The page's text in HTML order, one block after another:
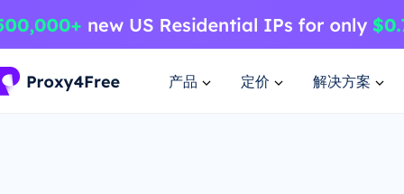
产品 定价 解决方案